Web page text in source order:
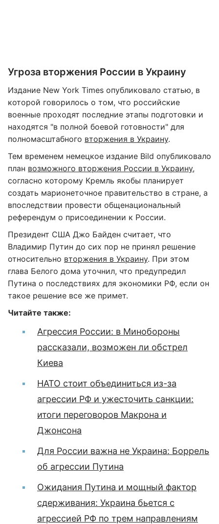
Угроза вторжения России в Украину
Издание New York Times опубликовало статью, в
которой говорилось о том, что российские
военные проходят последние этапы подготовки и
находятся "в полной боевой готовности" для
полномасштабного вторжения в Украину.
Тем временем немецкое издание Bild опубликовало
план возможного вторжения России в Украину,
согласно которому Кремль якобы планирует
создать марионеточное правительство в стране, а
впоследствии провести общенациональный
референдум о присоединении к России.
Президент США Джо Байден считает, что
Владимир Путин до сих пор не принял решение
относительно вторжения в Украину. При этом
глава Белого дома уточнил, что предупредил
Путина о последствиях для экономики РФ, если он
такое решение все же примет.
Читайте также:
Агрессия России: в Минобороны
рассказали, возможен ли обстрел
Киева
НАТО стоит объединиться из-за
агрессии РФ и ужесточить санкции:
итоги переговоров Макрона и
Джонсона
Для России важна не Украина: Боррель
об агрессии Путина
Ожидания Путина и мощный фактор
сдерживания: Украина бьется с
агрессией РФ по трем направлениям